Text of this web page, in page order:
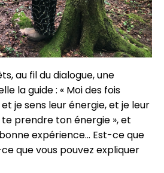
au fil du dialogue, une
la guide : « Moi des fois
je sens leur énergie, et je leur
prendre ton énergie », et
expérience… Est-ce que
que vous pouvez expliquer